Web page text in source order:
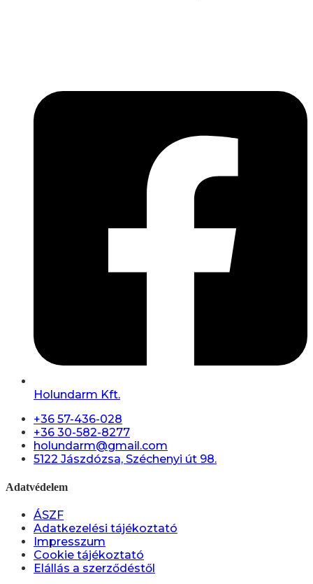
Holundarm Kft.
+36 57-436-028
+36 30-582-8277
holundarm@gmail.com
5122 Jászdózsa, Széchenyi út 98.
Adatvédelem
ÁSZF
Adatkezelési tájékoztató
Impresszum
Cookie tájékoztató
Elállás a szerződéstől